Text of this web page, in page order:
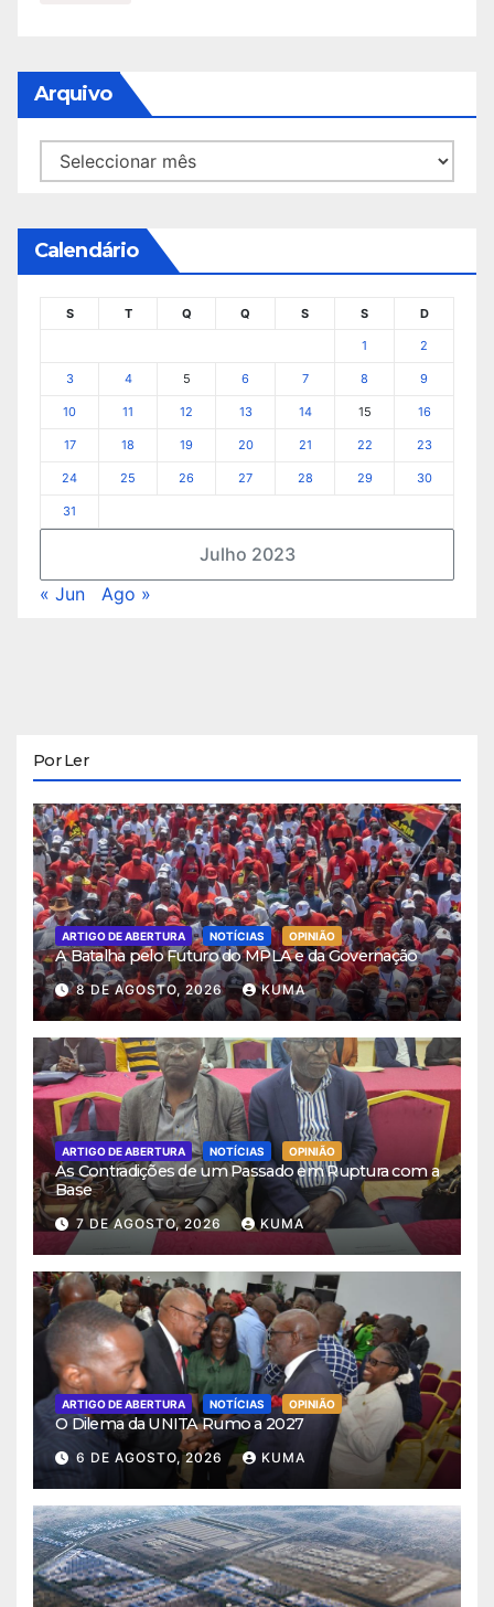
Arquivo
Arquivo
Calendário
Julho 2023
S T Q Q S S D
1 2
3 4 5 6 7 8 9
10 11 12 13 14 15 16
17 18 19 20 21 22 23
24 25 26 27 28 29 30
31
« Jun Ago »
Por Ler
ARTIGO DE ABERTURA NOTÍCIAS OPINIÃO
A Batalha pelo Futuro do MPLA e da Governação
8 DE AGOSTO, 2026 KUMA
ARTIGO DE ABERTURA NOTÍCIAS OPINIÃO
As Contradições de um Passado em Ruptura com a
Base
7 DE AGOSTO, 2026 KUMA
ARTIGO DE ABERTURA NOTÍCIAS OPINIÃO
O Dilema da UNITA Rumo a 2027
6 DE AGOSTO, 2026 KUMA